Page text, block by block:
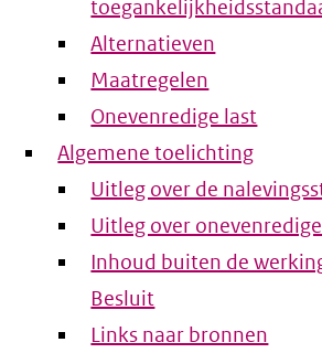
Alternatieven
Maatregelen
Onevenredige last
Algemene toelichting
Uitleg over de
Uitleg over
Inhoud buiten de
Besluit
Links naar bronnen